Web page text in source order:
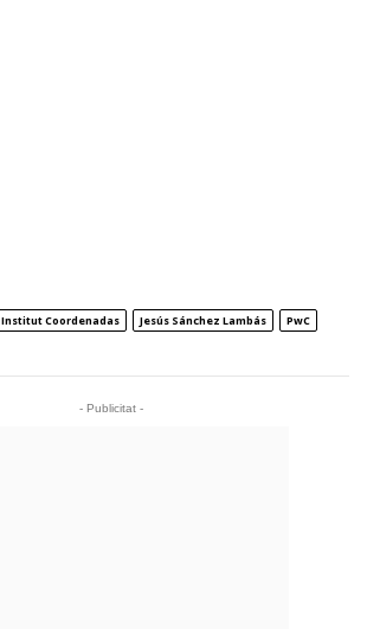
Institut Coordenadas Jesús Sánchez Lambás
PwC
- Publicitat -